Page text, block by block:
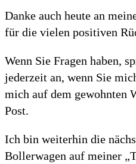
Danke auch heute an
für die vielen positiven
Wenn Sie Fragen haben,
jederzeit an, wenn Sie
mich auf dem gewohnten
Post.
Ich bin weiterhin die
Bollerwagen auf meiner